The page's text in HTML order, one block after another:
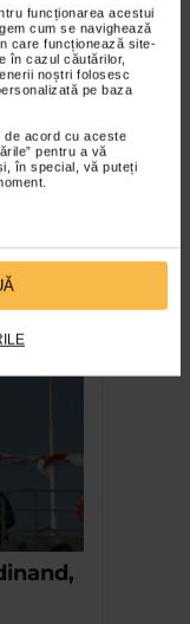
funcționarea acestui
cum se navighează
care funcționează site-
în cazul căutărilor,
noștri folosesc
pe baza
de acord cu aceste
pentru a vă
în special, vă puteți